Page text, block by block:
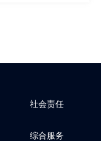
社会责任
综合服务